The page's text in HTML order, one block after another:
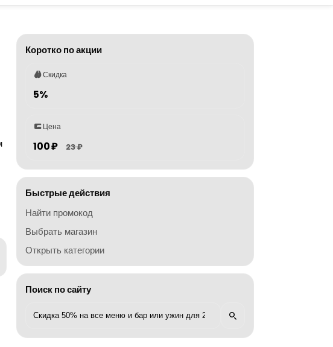
Коротко по акции
Скидка
5%
Цена
100 ₽ 23 ₽
Быстрые действия
Найти промокод
Выбрать магазин
Открыть категории
Поиск по сайту